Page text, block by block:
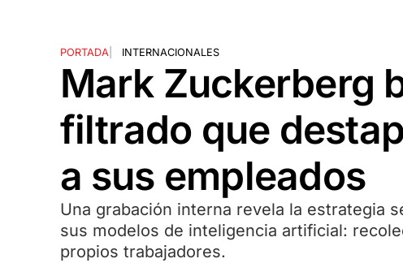
PORTADA| INTERNACIONALES
Mark Zuckerberg
filtrado que
a sus empleados
Una grabación interna revela la estrategia
sus modelos de inteligencia artificial:
propios trabajadores.